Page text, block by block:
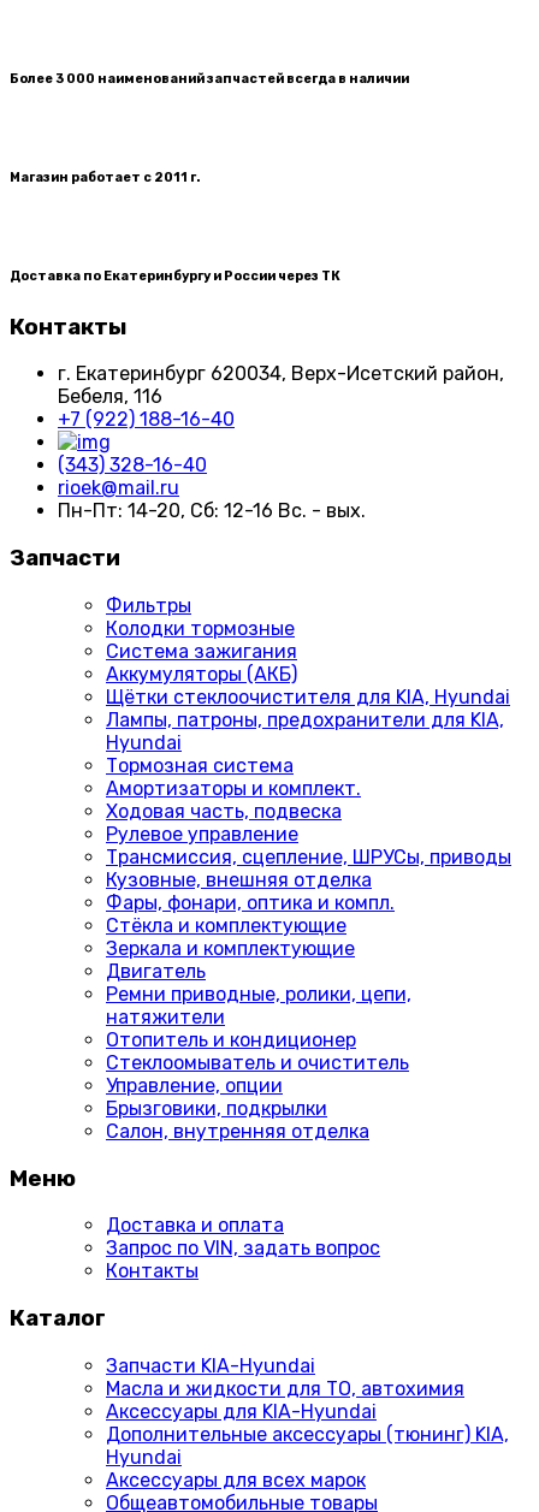
Более 3 000 наименований запчастей всегда в наличии
Магазин работает с 2011 г.
Доставка по Екатеринбургу и России через ТК
Контакты
г. Екатеринбург​ 620034, Верх-Исетский район,
Бебеля, 116
+7 (922) 188-16-40
(343) 328-16-40
rioek@mail.ru
Пн-Пт: 14-20, Сб: 12-16 Вс. - вых.
Запчасти
Фильтры
Колодки тормозные
Система зажигания
Аккумуляторы (АКБ)
Щётки стеклоочистителя для KIA, Hyundai
Лампы, патроны, предохранители для KIA,
Hyundai
Тормозная система
Амортизаторы и комплект.
Ходовая часть, подвеска
Рулевое управление
Трансмиссия, сцепление, ШРУСы, приводы
Кузовные, внешняя отделка
Фары, фонари, оптика и компл.
Стёкла и комплектующие
Зеркала и комплектующие
Двигатель
Ремни приводные, ролики, цепи,
натяжители
Отопитель и кондиционер
Стеклоомыватель и очиститель
Управление, опции
Брызговики, подкрылки
Салон, внутренняя отделка
Меню
Доставка и оплата
Запрос по VIN, задать вопрос
Контакты
Каталог
Запчасти KIA-Hyundai
Масла и жидкости для ТО, автохимия
Аксессуары для KIA-Hyundai
Дополнительные аксессуары (тюнинг) KIA,
Hyundai
Аксессуары для всех марок
Общеавтомобильные товары